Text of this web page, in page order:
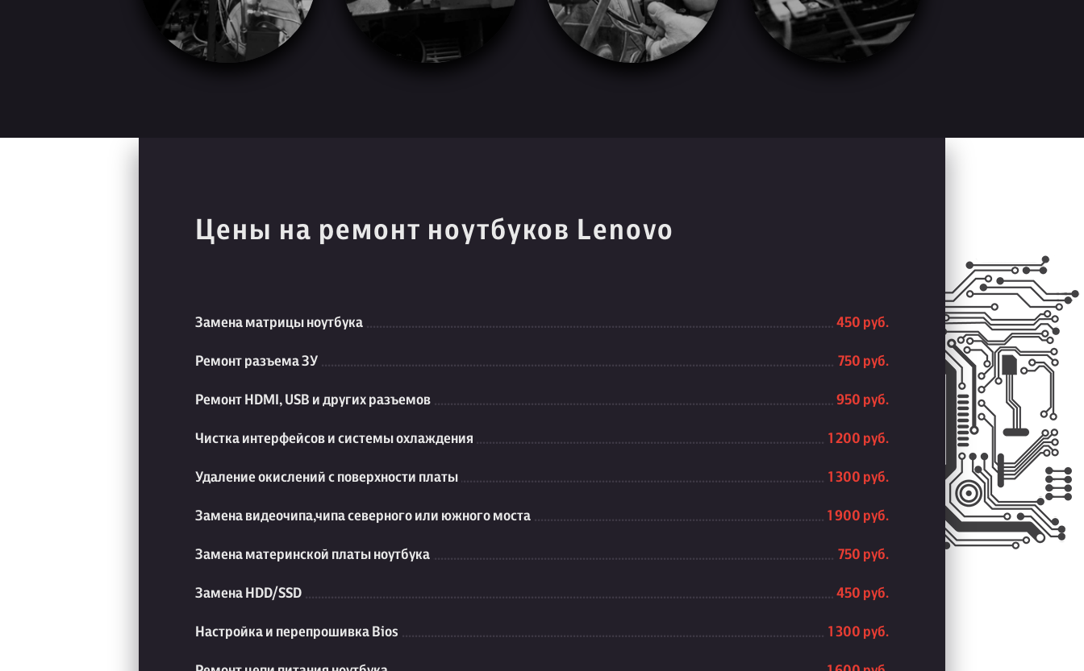
Цены на ремонт ноутбуков Lenovo
Замена матрицы ноутбука 450 руб.
Ремонт разъема ЗУ 750 руб.
Ремонт HDMI, USB и других разъемов 950 руб.
Чистка интерфейсов и системы охлаждения 1 200 руб.
Удаление окислений с поверхности платы 1 300 руб.
Замена видеочипа,чипа северного или южного моста 1 900 руб.
Замена материнской платы ноутбука 750 руб.
Замена HDD/SSD 450 руб.
Настройка и перепрошивка Bios 1 300 руб.